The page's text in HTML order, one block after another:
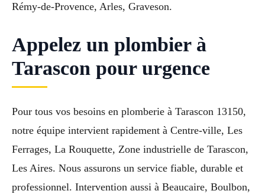
Rémy-de-Provence, Arles, Graveson.
Appelez un plombier à
Tarascon pour urgence
Pour tous vos besoins en plomberie à Tarascon 13150,
notre équipe intervient rapidement à Centre-ville, Les
Ferrages, La Rouquette, Zone industrielle de Tarascon,
Les Aires. Nous assurons un service fiable, durable et
professionnel. Intervention aussi à Beaucaire, Boulbon,